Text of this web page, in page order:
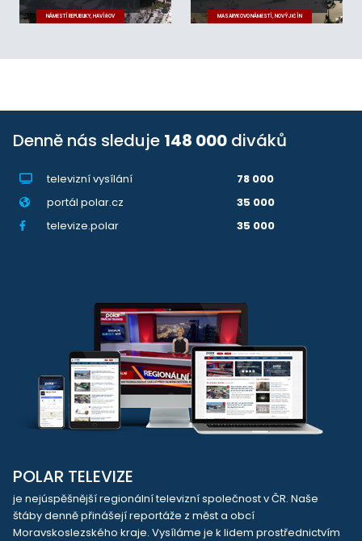
NÁMĚSTÍ REPUBLIKY, HAVÍŘOV MASARYKOVO NÁMĚSTÍ, NOVÝ JIČÍN
Denně nás sleduje 148 000 diváků
televizní vysílání
78 000
portál polar.cz
35 000
televize.polar
35 000
POLAR TELEVIZE
je nejúspěšnější regionální televizní společnost v ČR. Naše
štáby denně přinášejí reportáže z měst a obcí
Moravskoslezského kraje. Vysíláme je k lidem prostřednictvím